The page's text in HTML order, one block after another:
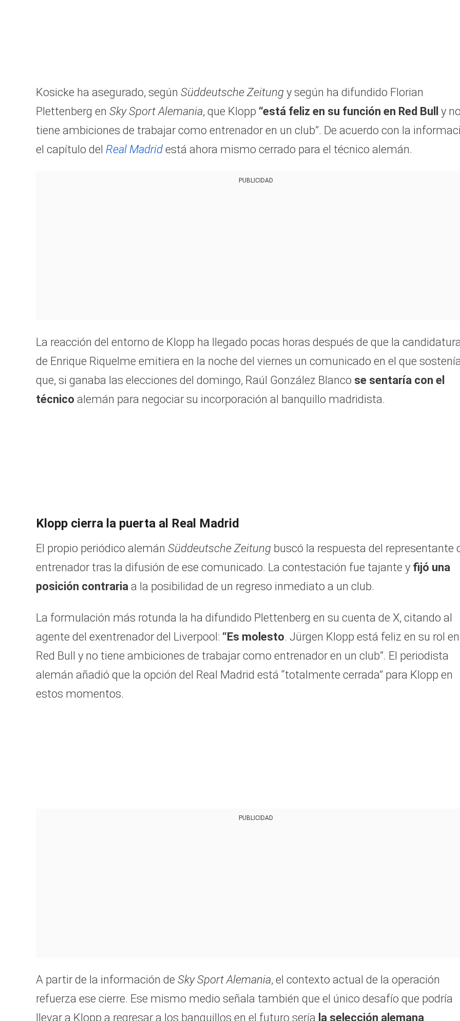
Kosicke ha asegurado, según Süddeutsche Zeitung y según ha difundido Florian
Plettenberg en Sky Sport Alemania, que Klopp “está feliz en su función en Red Bull
y
tiene ambiciones de trabajar como entrenador en un club”. De acuerdo con la
el capítulo del Real Madrid está ahora mismo cerrado para el técnico alemán.
PUBLICIDAD
La reacción del entorno de Klopp ha llegado pocas horas después de que la
de Enrique Riquelme emitiera en la noche del viernes un comunicado en el que
que, si ganaba las elecciones del domingo, Raúl González Blanco se sentaría con el
técnico alemán para negociar su incorporación al banquillo madridista.
Klopp cierra la puerta al Real Madrid
El propio periódico alemán Süddeutsche Zeitung buscó la respuesta del representante
entrenador tras la difusión de ese comunicado. La contestación fue tajante y fijó una
posición contraria a la posibilidad de un regreso inmediato a un club.
La formulación más rotunda la ha difundido Plettenberg en su cuenta de X, citando al
agente del exentrenador del Liverpool: “Es molesto. Jürgen Klopp está feliz en su rol en
Red Bull y no tiene ambiciones de trabajar como entrenador en un club”. El periodista
alemán añadió que la opción del Real Madrid está “totalmente cerrada” para Klopp en
estos momentos.
PUBLICIDAD
A partir de la información de Sky Sport Alemania, el contexto actual de la operación
refuerza ese cierre. Ese mismo medio señala también que el único desafío que podría
llevar a Klopp a regresar a los banquillos en el futuro sería la selección alemana.